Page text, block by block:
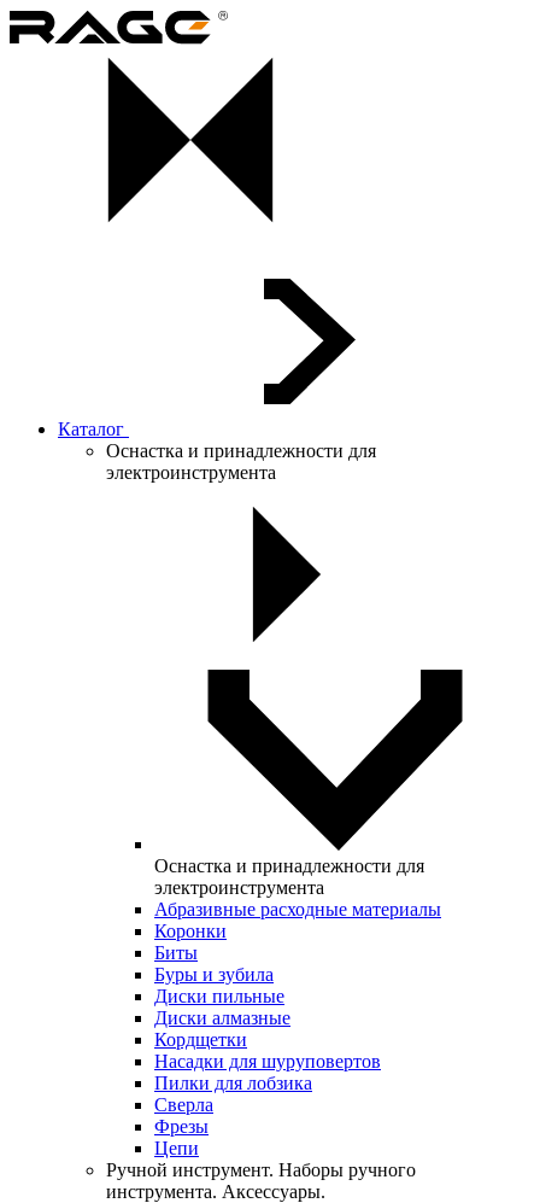
Каталог
Оснастка и принадлежности для
электроинструмента
Оснастка и принадлежности для
электроинструмента
Абразивные расходные материалы
Коронки
Биты
Буры и зубила
Диски пильные
Диски алмазные
Кордщетки
Насадки для шуруповертов
Пилки для лобзика
Сверла
Фрезы
Цепи
Ручной инструмент. Наборы ручного
инструмента. Аксессуары.